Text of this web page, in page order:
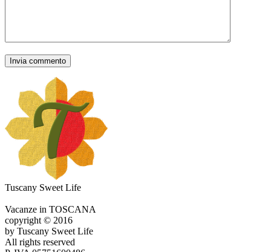
Tuscany Sweet Life
Vacanze in TOSCANA
copyright © 2016
by Tuscany Sweet Life
All rights reserved